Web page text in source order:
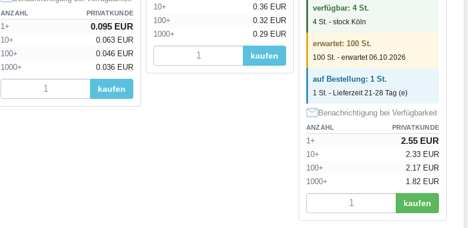
ANZAHL PRIVATKUNDE
1+ 0.095 EUR
10+
0.063 EUR
100+
0.046 EUR
1000+
0.036 EUR
kaufen
10+
0.36 EUR
100+
0.32 EUR
1000+
0.29 EUR
kaufen
verfügbar: 4 St.
4 St. - stock Köln
erwartet: 100 St.
100 St. - erwartet 06.10.2026
auf Bestellung: 1 St.
1 St. - Lieferzeit 21-28 Tag (e)
Benachrichtigung bei Verfügbarkeit
ANZAHL PRIVATKUNDE
1+ 2.55 EUR
10+
2.33 EUR
100+
2.17 EUR
1000+
1.82 EUR
kaufen